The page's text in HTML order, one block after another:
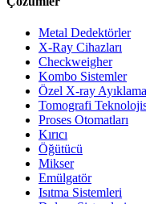
Metal Dedektörler
X-Ray Cihazları
Checkweigher
Kombo Sistemler
Özel X-ray
Tomografi
Proses Otomatları
Kırıcı
Öğütücü
Mikser
Emülgatör
Isıtma Sistemleri